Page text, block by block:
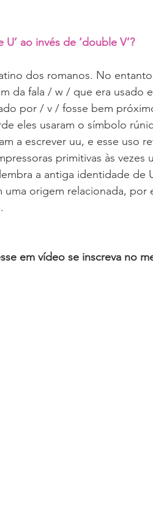
ao invés de ‘double V’?
dos romanos. No
da fala / w / que era usado
por / v / fosse bem
eles usaram o símbolo
a escrever uu, e esse uso
primitivas às vezes
a antiga identidade de
uma origem relacionada,
em vídeo se inscreva no